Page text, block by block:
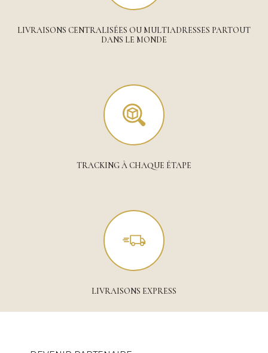
LIVRAISONS CENTRALISÉES OU MULTIADRESSES PARTOUT
DANS LE MONDE
TRACKING À CHAQUE ÉTAPE
LIVRAISONS EXPRESS